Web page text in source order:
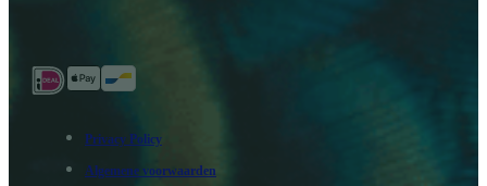
Privacy Policy
Algemene voorwaarden